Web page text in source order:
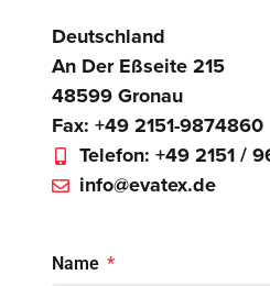
Deutschland
An Der Eßseite 215
48599 Gronau
Fax: +49 2151-9874860
Telefon: +49 2151 /
info@evatex.de
Name